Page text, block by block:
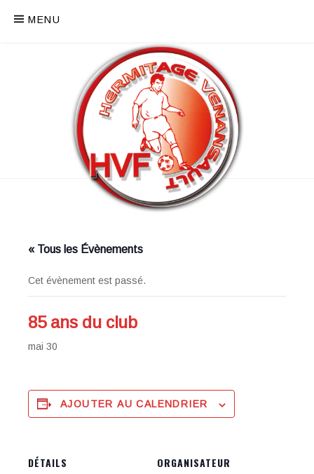
MENU
« Tous les Évènements
Cet évènement est passé.
85 ans du club
mai 30
AJOUTER AU CALENDRIER
DÉTAILS ORGANISATEUR